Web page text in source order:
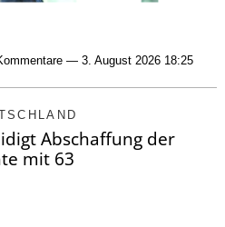
— 3. August 2026 18:25
Abschaffung der
mit 63